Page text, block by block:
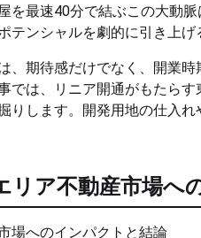
を最速40分で結ぶこの大動
ンシャルを劇的に引き上げ
、期待感だけでなく、開業
では、リニア開通がもたら
りします。開発用地の仕入
リア不動産市場へ